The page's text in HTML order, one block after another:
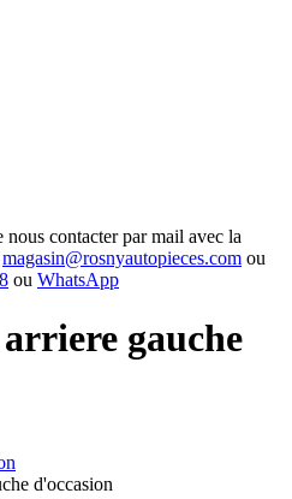
contacter par mail avec la
magasin@rosnyautopieces.com ou
ou WhatsApp
gauche
d'occasion